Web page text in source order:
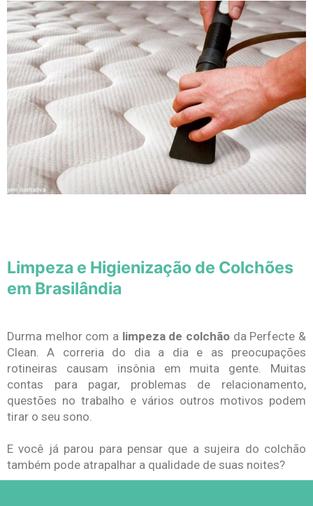
Limpeza e Higienização de Colchões
em Brasilândia
Durma melhor com a limpeza de colchão da Perfecte &
Clean. A correria do dia a dia e as preocupações
rotineiras causam insônia em muita gente. Muitas
contas para pagar, problemas de relacionamento,
questões no trabalho e vários outros motivos podem
tirar o seu sono.
E você já parou para pensar que a sujeira do colchão
também pode atrapalhar a qualidade de suas noites?